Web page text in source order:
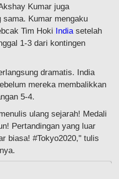
Kumar juga
sama. Kumar mengaku
Tim Hoki India setelah
1-3 dari kontingen
dramatis. India
mereka membalikkan
5-4.
ulang sejarah! Medali
Pertandingan yang luar
biasa! #Tokyo2020," tulis